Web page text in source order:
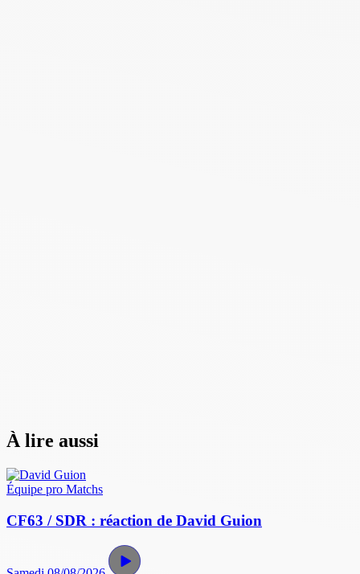
À lire aussi
Équipe pro Matchs
CF63 / SDR : réaction de David Guion